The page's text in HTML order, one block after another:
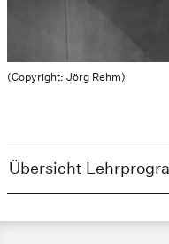
(Copyright: Jörg Rehm)
Übersicht